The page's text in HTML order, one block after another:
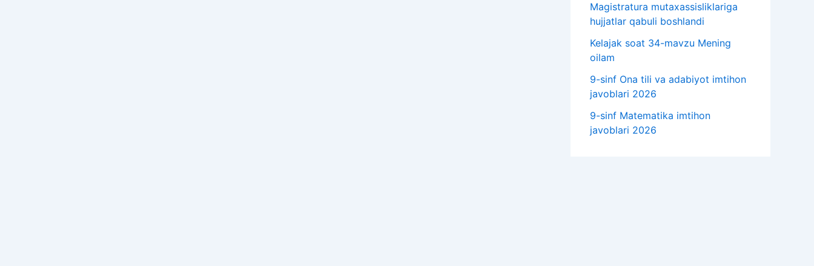
Magistratura mutaxassisliklariga
hujjatlar qabuli boshlandi
Kelajak soat 34-mavzu Mening
oilam
9-sinf Ona tili va adabiyot imtihon
javoblari 2026
9-sinf Matematika imtihon
javoblari 2026